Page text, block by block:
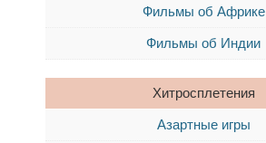
Фильмы об Африке
Фильмы об Индии
Хитросплетения
Азартные игры